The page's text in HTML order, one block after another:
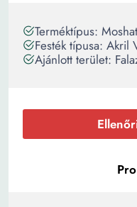
Terméktípus:
Festék típusa: Akril
Ajánlott terület: